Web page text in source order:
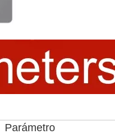
Parámetro